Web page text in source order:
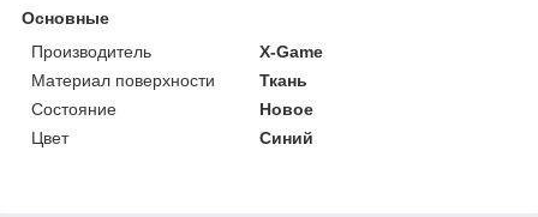
Основные
Производитель
X-Game
Материал поверхности
Ткань
Состояние
Новое
Цвет
Синий